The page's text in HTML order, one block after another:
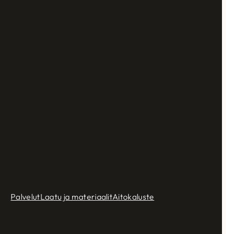
PalvelutLaatu ja materiaalitAitokaluste